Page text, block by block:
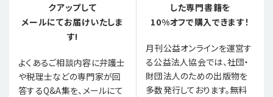
クアップして
メールにてお届けいたしま
す!
よくあるご相談内容に弁護士
や税理士などの専門家が回
答するQ&A集を、メールにて
した専門書籍を
10%オフで購入できます！
月刊公益オンラインを運営す
る公益法人協会では、社団・
財団法人のための出版物を
多数発行しております。無料